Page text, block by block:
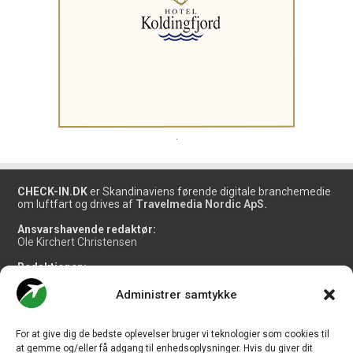
Administrer samtykke
For at give dig de bedste oplevelser bruger vi teknologier som cookies til
at gemme og/eller få adgang til enhedsoplysninger. Hvis du giver dit
CHECK-IN.DK er Skandinaviens førende digitale branchemedie
om luftfart og drives af Travelmedia Nordic ApS.
Ansvarshavende redaktør:
Ole Kirchert Christensen
Redaktionen:
Christian Granhøj Skouboe
Henrik Baumgarten
Danny Longhi Andreasen
Salg og jobannoncer: